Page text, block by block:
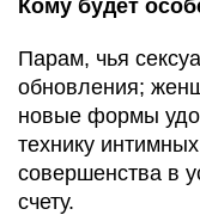
Кому будет
Парам, чья
обновления;
новые формы
технику
совершенства в
счету.